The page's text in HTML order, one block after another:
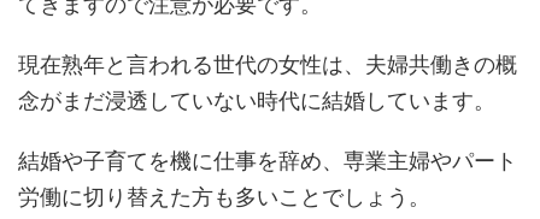
現在熟年と言われる世代の女性は、夫婦共働きの概
念がまだ浸透していない時代に結婚しています。
結婚や子育てを機に仕事を辞め、専業主婦やパート
労働に切り替えた方も多いことでしょう。